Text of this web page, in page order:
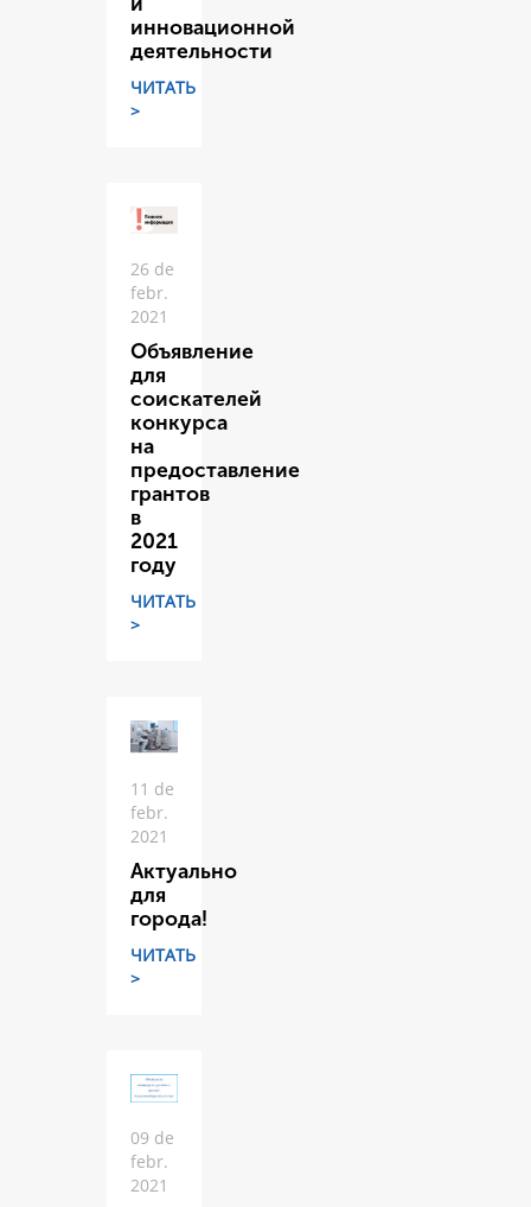
инновационной
деятельности
ЧИТАТЬ
>
26 de
febr.
2021
Объявление
для
соискателей
конкурса
на
предоставление
грантов
в
2021
году
ЧИТАТЬ
>
11 de
febr.
2021
Актуально
для
города!
ЧИТАТЬ
>
09 de
febr.
2021